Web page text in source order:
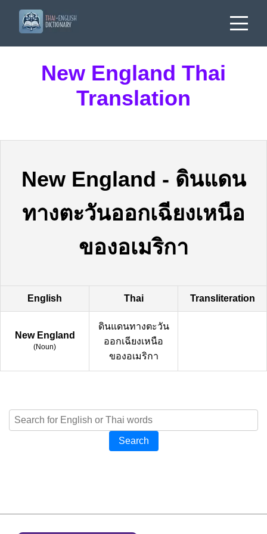
New England Thai
Translation
New England - ดินแดน
ทางตะวันออกเฉียงเหนือ
ของอเมริกา
English Thai Transliteration
New England
(Noun)
ดินแดนทางตะวัน
ออกเฉียงเหนือ
ของอเมริกา
Search